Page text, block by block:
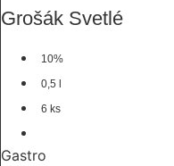
Grošák Svetlé
10%
0,5 l
6 ks
Gastro